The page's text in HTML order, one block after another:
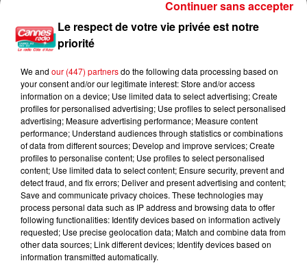
Nice : un salon de coiffure fermé après un contrôle
Le respect de votre vie privée est notre
priorité
We and our (447) partnersdo the following data processing based on
your consent and/or our legitimate interest: Store and/or access
information on a device; Use limited data to select advertising; Create
profiles for personalised advertising; Use profiles to select personalised
advertising; Measure advertising performance; Measure content
performance; Understand audiences through statistics or combinations
of data from different sources; Develop and improve services; Create
profiles to personalise content; Use profiles to select personalised
content; Use limited data to select content; Ensure security, prevent and
detect fraud, and fix errors; Deliver and present advertising and content;
Save and communicate privacy choices. These technologies may
process personal data such as IP address and browsing data to offer
following functionalities: Identify devices based on information actively
requested; Use precise geolocation data; Match and combine data from
other data sources; Link different devices; Identify devices based on
information transmitted automatically.
Continuer sans accepter